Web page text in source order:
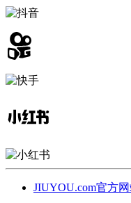
JIUYOU.com官方